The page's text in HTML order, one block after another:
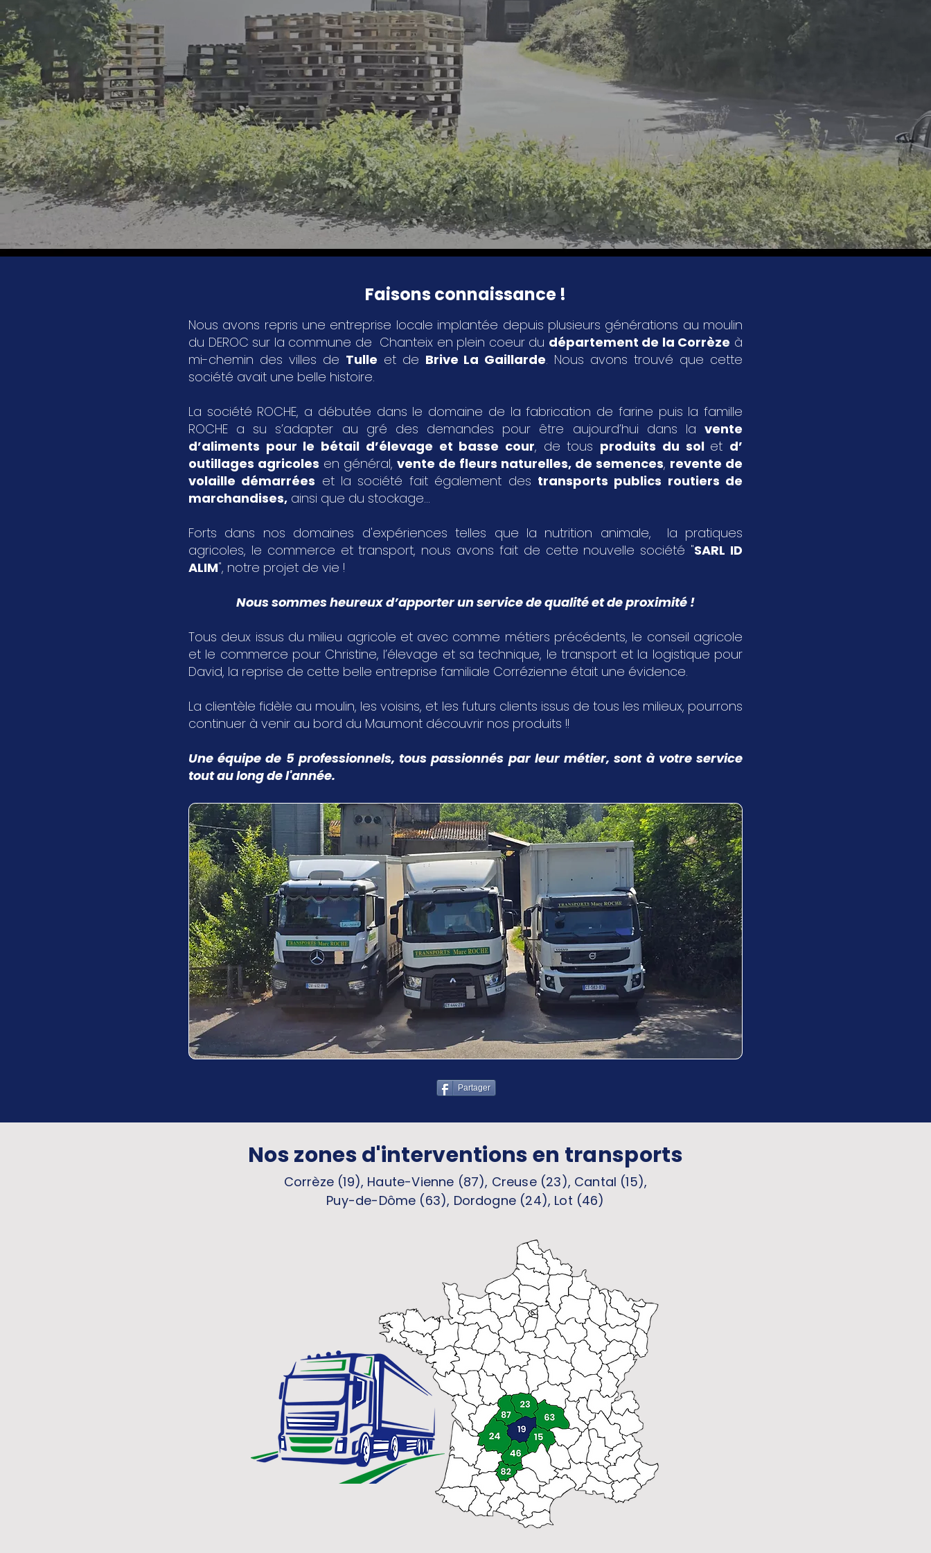
Faisons connaissance !
Nous avons repris une entreprise locale implantée depuis plusieurs générations au moulin
du DEROC sur la commune de Chanteix en plein coeur du département de la Corrèze à
mi-chemin des villes de Tulle et de Brive La Gaillarde. Nous avons trouvé que cette
société avait une belle histoire.
La société ROCHE, a débutée dans le domaine de la fabrication de farine puis la famille
ROCHE a su s’adapter au gré des demandes pour être aujourd’hui dans la vente
d’aliments pour le bétail d’élevage et basse cour, de tous produits du sol et d’
outillages agricoles en général, vente de fleurs naturelles, de semences, revente de
volaille démarrées et la société fait également des transports publics routiers de
marchandises, ainsi que du stockage...
Forts dans nos domaines d'expériences telles que la nutrition animale, la pratiques
agricoles, le commerce et transport, nous avons fait de cette nouvelle société "SARL ID
ALIM", notre projet de vie !
Nous sommes heureux d’apporter un service de qualité et de proximité !
Tous deux issus du milieu agricole et avec comme métiers précédents, le conseil agricole
et le commerce pour Christine, l’élevage et sa technique, le transport et la logistique pour
David, la reprise de cette belle entreprise familiale Corrézienne était une évidence.
La clientèle fidèle au moulin, les voisins, et les futurs clients issus de tous les milieux, pourrons
continuer à venir au bord du Maumont découvrir nos produits !!
Une équipe de 5 professionnels, tous passionnés par leur métier, sont à votre service
tout au long de l'année.
Partager
Nos zones d'interventions en transports
Corrèze (19), Haute-Vienne (87), Creuse (23), Cantal (15),
Puy-de-Dôme (63), Dordogne (24), Lot (46)